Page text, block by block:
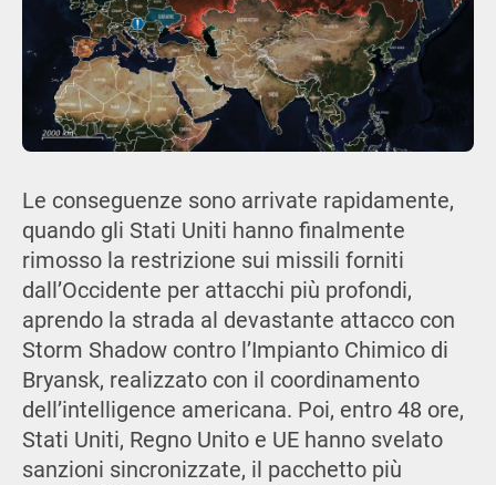
Le conseguenze sono arrivate rapidamente,
quando gli Stati Uniti hanno finalmente
rimosso la restrizione sui missili forniti
dall’Occidente per attacchi più profondi,
aprendo la strada al devastante attacco con
Storm Shadow contro l’Impianto Chimico di
Bryansk, realizzato con il coordinamento
dell’intelligence americana. Poi, entro 48 ore,
Stati Uniti, Regno Unito e UE hanno svelato
sanzioni sincronizzate, il pacchetto più